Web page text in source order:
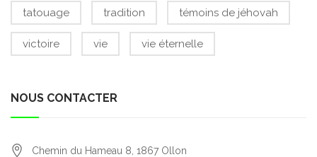
tatouage tradition témoins de jéhovah
victoire vie vie éternelle
NOUS CONTACTER
Chemin du Hameau 8, 1867 Ollon